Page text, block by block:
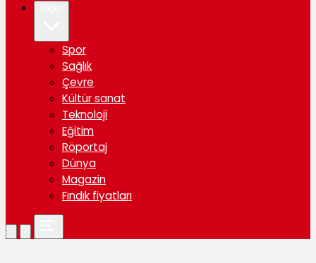
Spor
Sağlık
Çevre
Kültür sanat
Teknoloji
Eğitim
Röportaj
Dünya
Magazin
Fındık fiyatları